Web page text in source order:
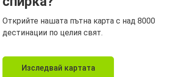
Открийте нашата пътна карта с над 8000
дестинации по целия свят.
Изследвай картата